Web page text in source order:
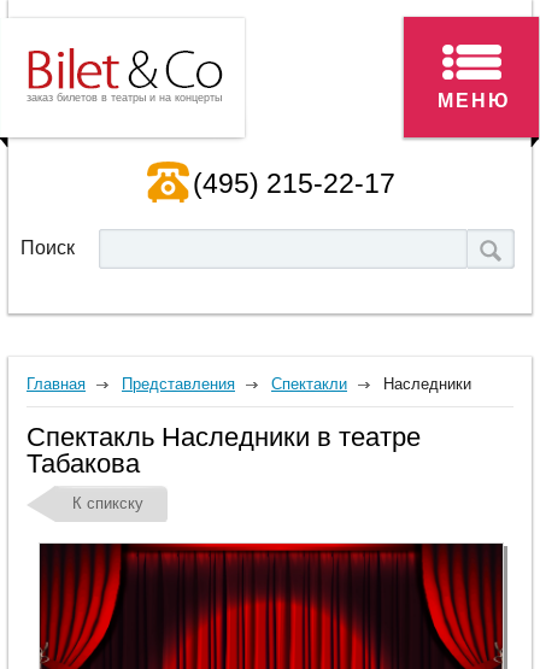
заказ билетов в театры и на концерты
(495) 215-22-17
Поиск
МЕНЮ
Главная Представления Спектакли Наследники
Спектакль Наследники в театре
Табакова
К спикску